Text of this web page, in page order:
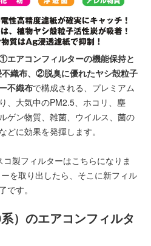
エアコンフィルターの機能保持と
織布、②脱臭に優れたヤシ殻粒子
不織布で構成される、プレミアム
、大気中のPM2.5、ホコリ、塵
ゲン物質、雑菌、ウイルス、菌の
どに効果を発揮します。
製フィルターはこちらになりま
を取り出したら、そこに新フィル
です。
）のエアコンフィルタ